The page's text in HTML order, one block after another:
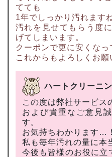
てても
1年でしっかり汚れますね
汚れを見せてもらう度
げてしまいます。
クーポンで更に安くなっ
これからもよろしくお願
ハートクリーニ
この度は弊社サービス
および貴重なご意見
す。
お気持ちわかります…！
私も毎年汚れの量に本
今後も皆様のお役に立